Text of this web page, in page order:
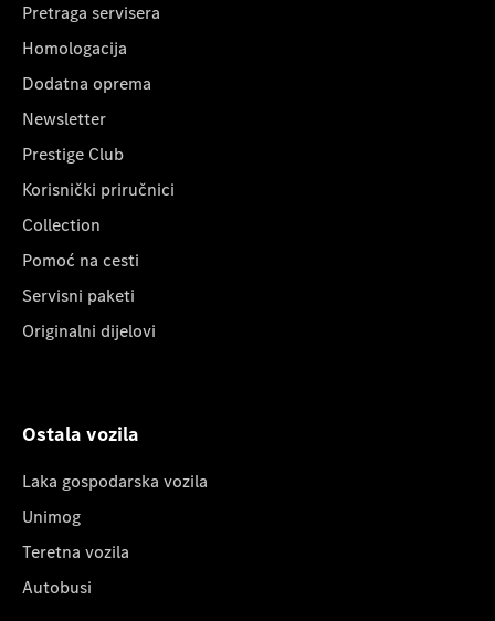
Pretraga servisera
Homologacija
Dodatna oprema
Newsletter
Prestige Club
Korisnički priručnici
Collection
Pomoć na cesti
Servisni paketi
Originalni dijelovi
Ostala vozila
Laka gospodarska vozila
Unimog
Teretna vozila
Autobusi